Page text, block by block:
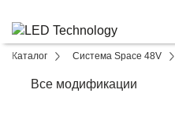
Каталог Система Space 48V
Все модификации